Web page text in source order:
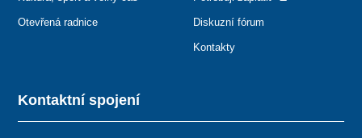
Kontaktní spojení
Otevřená radnice Diskuzní fórum
Kontakty